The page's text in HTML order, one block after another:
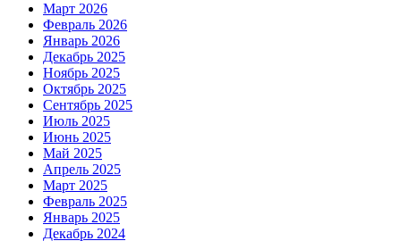
Март 2026
Февраль 2026
Январь 2026
Декабрь 2025
Ноябрь 2025
Октябрь 2025
Сентябрь 2025
Июль 2025
Июнь 2025
Май 2025
Апрель 2025
Март 2025
Февраль 2025
Январь 2025
Декабрь 2024